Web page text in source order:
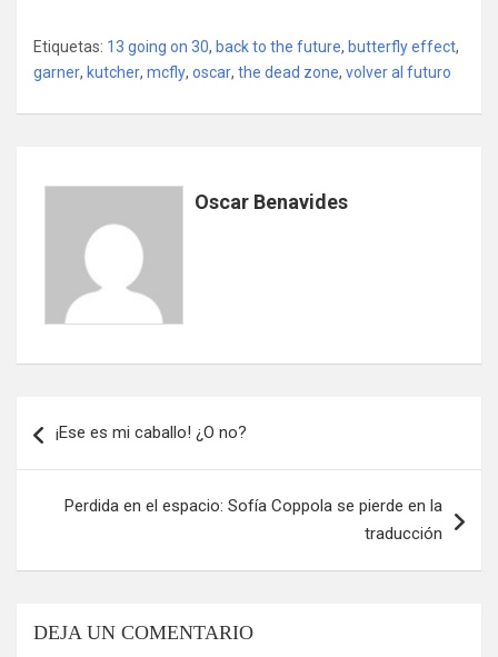
Etiquetas: 13 going on 30, back to the future, butterfly effect,
garner, kutcher, mcfly, oscar, the dead zone, volver al futuro
Oscar Benavides
de
¡Ese es mi caballo! ¿O no?
Perdida en el espacio: Sofía Coppola se pierde en la
traducción
DEJA UN COMENTARIO